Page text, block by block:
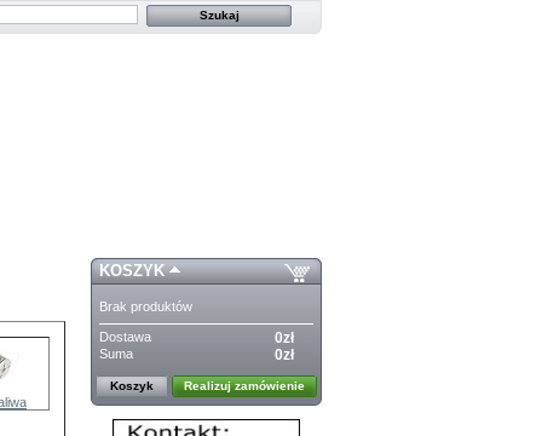
KOSZYK
Brak produktów
Dostawa 0zł
Suma 0zł
Koszyk Realizuj zamówienie